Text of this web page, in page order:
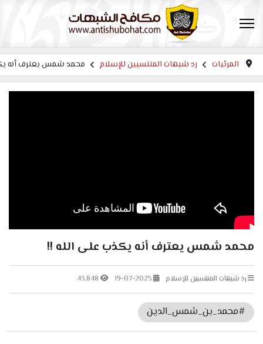
المرئيات رد شبهات المنتسبين للإسلام محمد شمس يعترف أنه
محمد شمس يعترف أنه يكذب على الله !!
رد شبهات المنتسبين للإسلام 19-07-2025
43.848
#محمد_بن_شمس_الدين